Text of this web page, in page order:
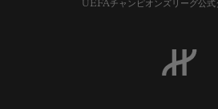
UEFAチャンピオンズリーグ公式